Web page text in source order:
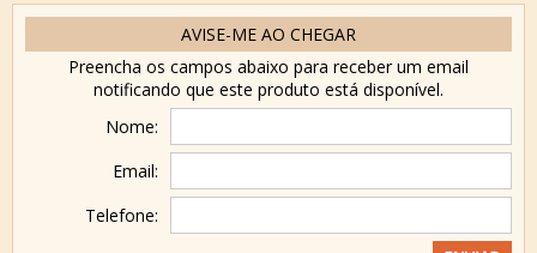
AVISE-ME AO CHEGAR
Preencha os campos abaixo para receber um email
notificando que este produto está disponível.
Nome:
Email:
Telefone: